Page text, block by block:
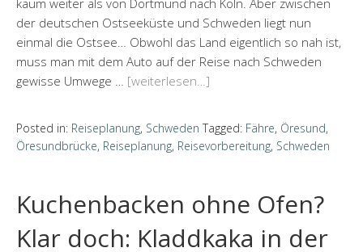
kaum weiter als von Dortmund nach Köln. Aber zwischen
der deutschen Ostseeküste und Schweden liegt nun
einmal die Ostsee… Obwohl das Land eigentlich so nah ist,
muss man mit dem Auto auf der Reise nach Schweden
gewisse Umwege … [weiterlesen…]
Posted in: Reiseplanung, Schweden Tagged: Fähre, Öresund,
Öresundbrücke, Reiseplanung, Reisevorbereitung, Schweden
Kuchenbacken ohne Ofen?
Klar doch: Kladdkaka in der